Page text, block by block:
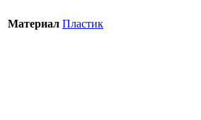
Материал Пластик